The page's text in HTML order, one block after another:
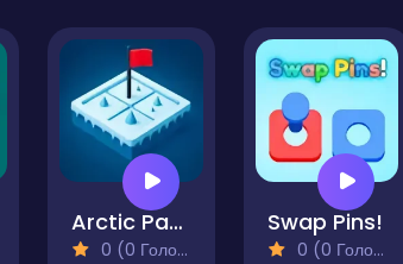
Arctic Path Puzzle
0 (0 Голосів)
Swap Pins!
0 (0 Голосів)